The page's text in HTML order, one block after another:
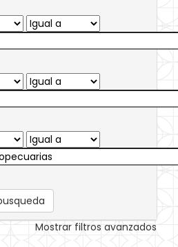
Mostrar filtros avanzados